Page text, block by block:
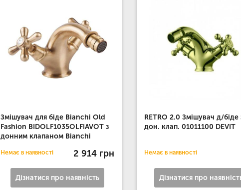
Змішувач для біде Bianchi Old
Fashion BIDOLF1035OLFIAVOT з
донним клапаном Bianchi
Немає в наявності 2 914 грн
Дізнатися про наявність
RETRO 2.0 Змішувач д/біде
дон. клап. 01011100 DEVIT
Немає в наявності
Дізнатися про